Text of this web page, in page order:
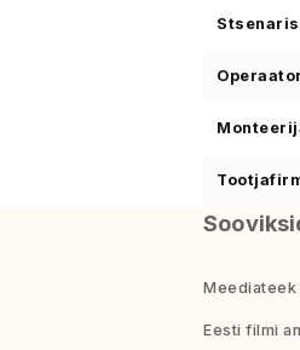
Operaator
Meediateek
Eesti filmi